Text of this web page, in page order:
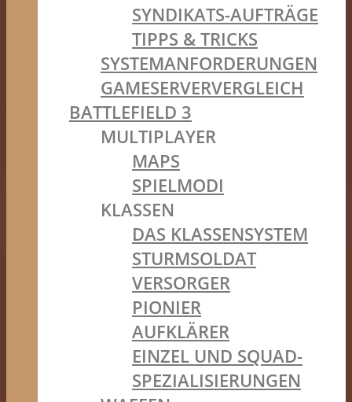
SYNDIKATS-AUFTRÄGE
TIPPS & TRICKS
SYSTEMANFORDERUNGEN
GAMESERVERVERGLEICH
BATTLEFIELD 3
MULTIPLAYER
MAPS
SPIELMODI
KLASSEN
DAS KLASSENSYSTEM
STURMSOLDAT
VERSORGER
PIONIER
AUFKLÄRER
EINZEL UND SQUAD-
SPEZIALISIERUNGEN